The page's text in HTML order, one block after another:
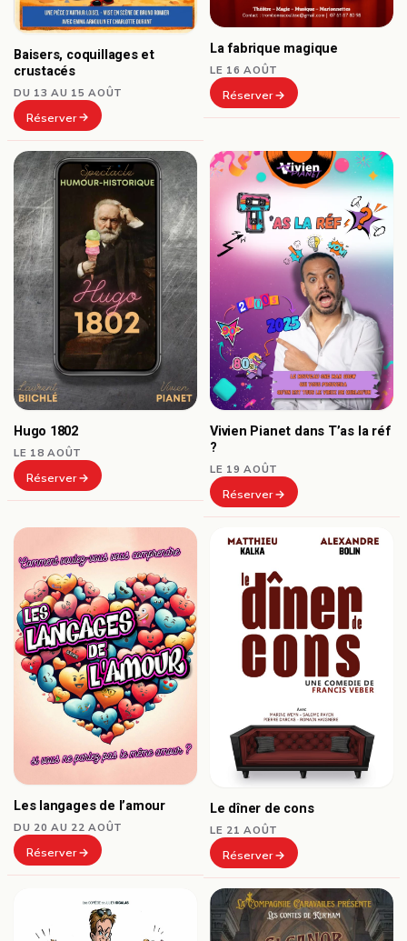
Baisers, coquillages et
crustacés
DU 13 AU 15 AOÛT
Réserver
La fabrique magique
LE 16 AOÛT
Réserver
Hugo 1802
LE 18 AOÛT
Réserver
Vivien Pianet dans T’as la réf
?
LE 19 AOÛT
Réserver
Les langages de l’amour
DU 20 AU 22 AOÛT
Réserver
Le dîner de cons
LE 21 AOÛT
Réserver